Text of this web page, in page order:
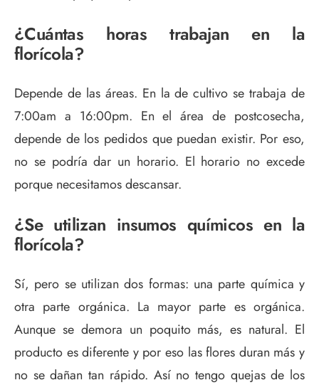
¿Cuántas horas trabajan en la
florícola?
Depende de las áreas. En la de cultivo se trabaja de
7:00am a 16:00pm. En el área de postcosecha,
depende de los pedidos que puedan existir. Por eso,
no se podría dar un horario. El horario no excede
porque necesitamos descansar.
¿Se utilizan insumos químicos en la
florícola?
Sí, pero se utilizan dos formas: una parte química y
otra parte orgánica. La mayor parte es orgánica.
Aunque se demora un poquito más, es natural. El
producto es diferente y por eso las flores duran más y
no se dañan tan rápido. Así no tengo quejas de los